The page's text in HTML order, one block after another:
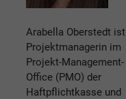
Arabella Oberstedt ist
Projektmanagerin im
Projekt-Management-
Office (PMO) der
Haftpflichtkasse und